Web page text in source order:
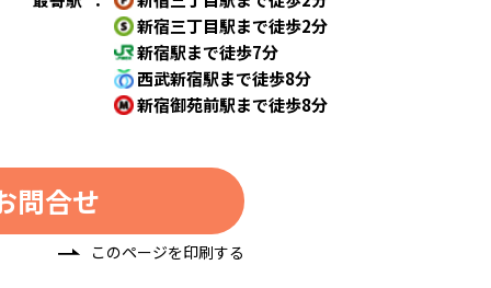
新宿三丁目駅まで徒歩2分
新宿駅まで徒歩7分
西武新宿駅まで徒歩8分
新宿御苑前駅まで徒歩8分
問合せ
このページを印刷する